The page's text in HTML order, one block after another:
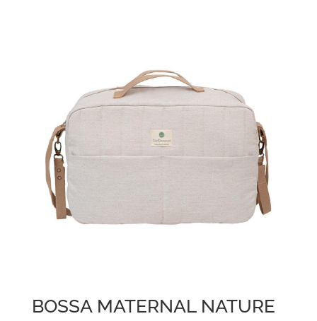
BOSSA MATERNAL NATURE